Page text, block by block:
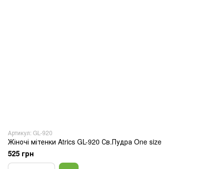
Артикул: GL-920
Жіночі мітенки Atrics GL-920 Св.Пудра One size
525 грн